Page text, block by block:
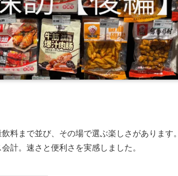
料まで並び、その場で選ぶ楽しさがあります。
計。速さと便利さを実感しました。